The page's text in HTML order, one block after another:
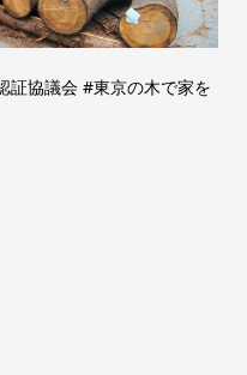
証協議会 #東京の木で家を